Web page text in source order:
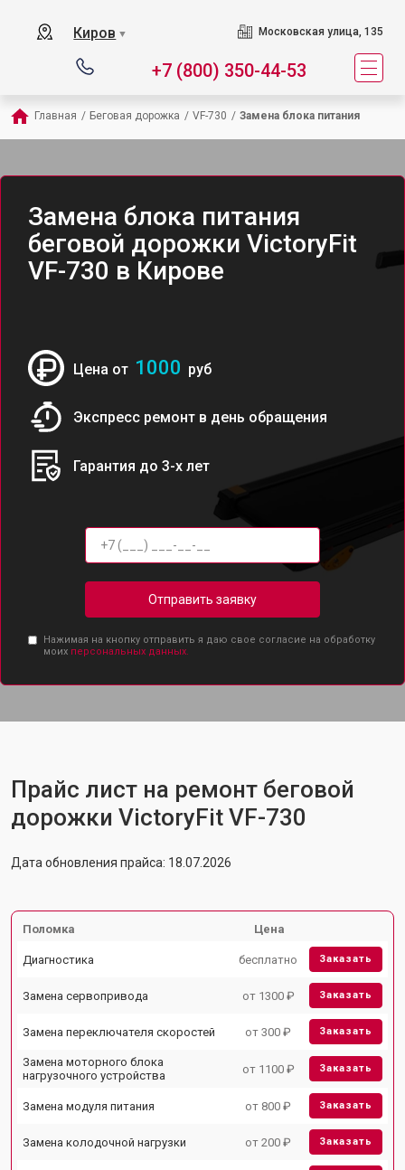
Киров ▼ Московская улица, 135
+7 (800) 350-44-53
Главная / Беговая дорожка / VF-730 / Замена блока питания
Замена блока питания
беговой дорожки VictoryFit
VF-730 в Кирове
Цена от 1000 руб
Экспресс ремонт в день обращения
Гарантия до 3-х лет
Отправить заявку
Нажимая на кнопку отправить я даю свое согласие на обработку
моих персональных данных.
Прайс лист на ремонт беговой
дорожки VictoryFit VF-730
Дата обновления прайса: 18.07.2026
Поломка Цена
Диагностика бесплатно Заказать
Замена сервопривода от 1300 ₽ Заказать
Замена переключателя скоростей от 300 ₽ Заказать
Замена моторного блока
нагрузочного устройства
от 1100 ₽ Заказать
Замена модуля питания от 800 ₽ Заказать
Замена колодочной нагрузки от 200 ₽ Заказать